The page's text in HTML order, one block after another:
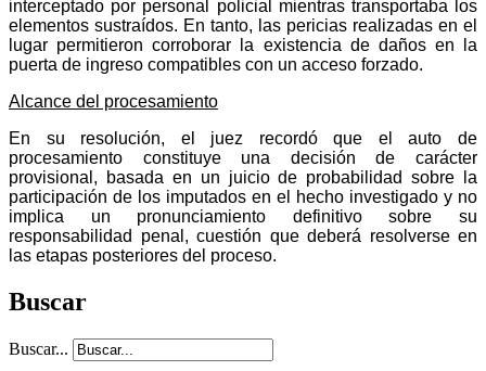
interceptado por personal policial mientras transportaba los
elementos sustraídos. En tanto, las pericias realizadas en el
lugar permitieron corroborar la existencia de daños en la
puerta de ingreso compatibles con un acceso forzado.
Alcance del procesamiento
En su resolución, el juez recordó que el auto de
procesamiento constituye una decisión de carácter
provisional, basada en un juicio de probabilidad sobre la
participación de los imputados en el hecho investigado y no
implica un pronunciamiento definitivo sobre su
responsabilidad penal, cuestión que deberá resolverse en
las etapas posteriores del proceso.
Buscar
Buscar...